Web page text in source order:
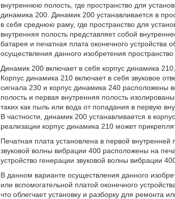
внутреннюю полость, где пространство для
динамика 200. Динамик 200 устанавливается в
в себя среднюю раму, где пространство для
внутренняя полость представляет собой
батарея и печатная плата оконечного
осуществления данного изобретения
Динамик 200 включает в себя корпус динамика
Корпус динамика 210 включает в себя звуковое
сигнала 230 и корпус динамика 240 расположены
полость и первая внутренняя полость
таких как пыль или вода от попадания в первую
В частности, динамик 200 устанавливается в
реализации корпус динамика 210 может
Печатная плата установлена в первой внутренней
звуковой волны вибрации 400 расположены на
устройство генерации звуковой волны вибрации
В данном варианте осуществления данного
или вспомогательной платой оконечного
что облегчает установку и разборку для ремонта